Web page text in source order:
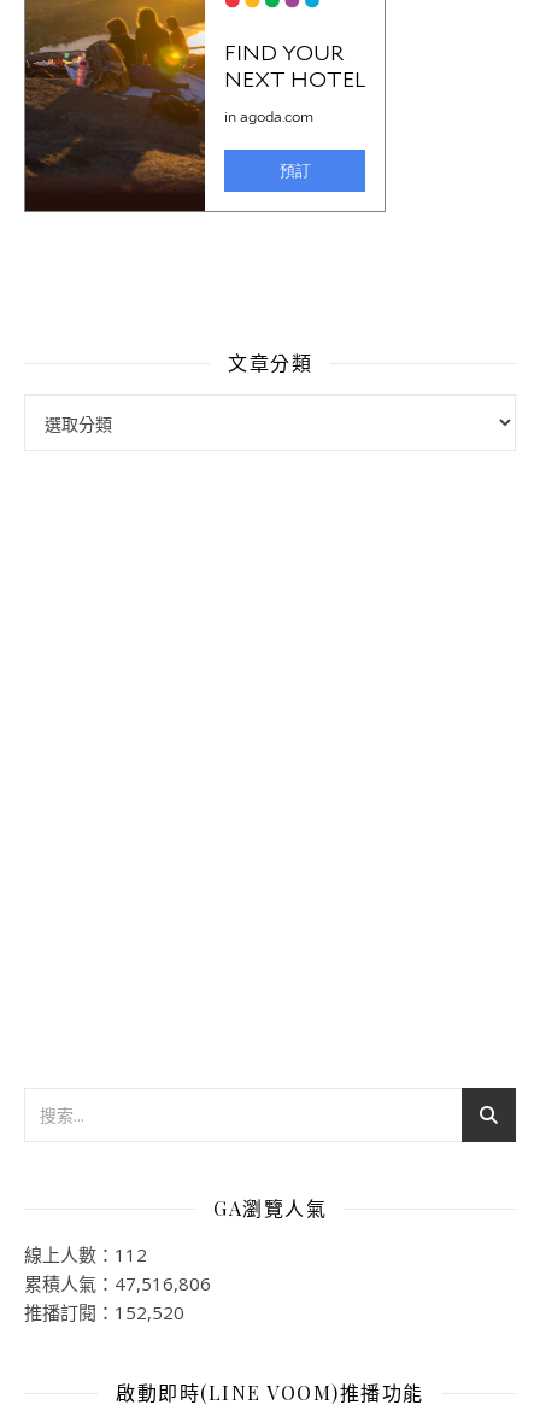
文章分類
GA瀏覽人氣
線上人數：112
累積人氣：47,516,806
推播訂閱：152,520
啟動即時(LINE VOOM)推播功能